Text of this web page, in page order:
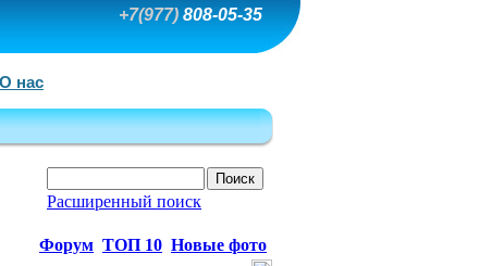
+7(977) 808-05-35
О нас
Расширенный поиск
Форум ТОП 10 Новые фото